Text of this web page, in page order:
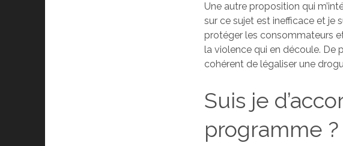
Une autre proposition qui
sur ce sujet est inefficace et je
protéger les consommateurs
la violence qui en découle. De
cohérent de légaliser une
Suis je
programme ?